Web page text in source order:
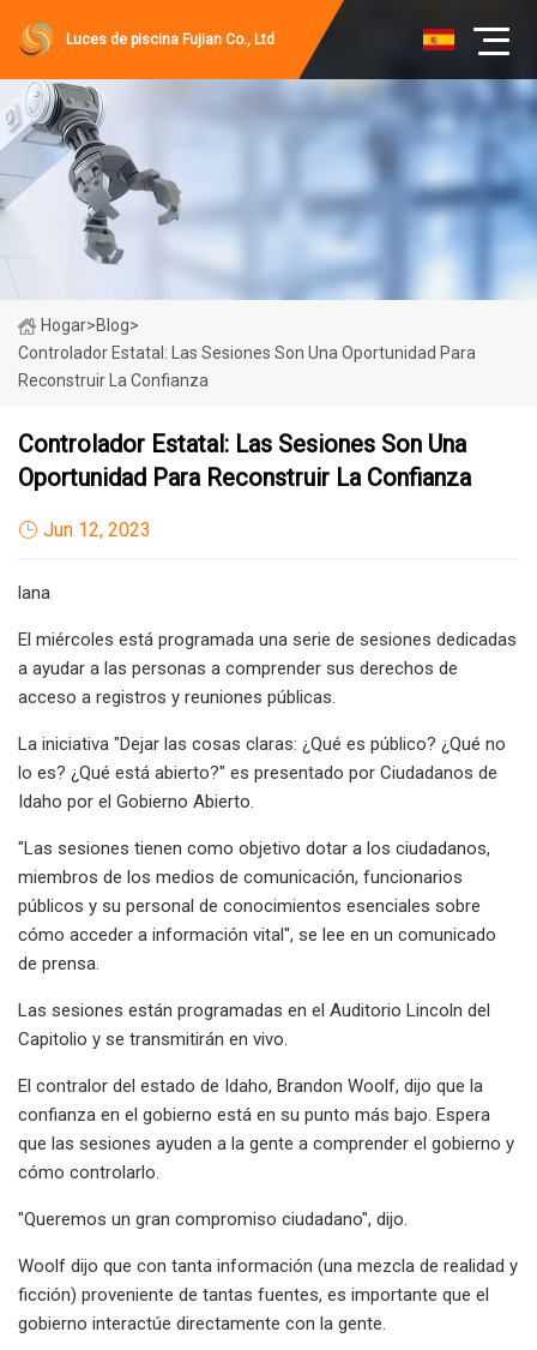
Luces de piscina Fujian Co., Ltd
Hogar>Blog>
Controlador Estatal: Las Sesiones Son Una Oportunidad Para
Reconstruir La Confianza
Controlador Estatal: Las Sesiones Son Una
Oportunidad Para Reconstruir La Confianza
Jun 12, 2023
lana
El miércoles está programada una serie de sesiones dedicadas
a ayudar a las personas a comprender sus derechos de
acceso a registros y reuniones públicas.
La iniciativa "Dejar las cosas claras: ¿Qué es público? ¿Qué no
lo es? ¿Qué está abierto?" es presentado por Ciudadanos de
Idaho por el Gobierno Abierto.
"Las sesiones tienen como objetivo dotar a los ciudadanos,
miembros de los medios de comunicación, funcionarios
públicos y su personal de conocimientos esenciales sobre
cómo acceder a información vital", se lee en un comunicado
de prensa.
Las sesiones están programadas en el Auditorio Lincoln del
Capitolio y se transmitirán en vivo.
El contralor del estado de Idaho, Brandon Woolf, dijo que la
confianza en el gobierno está en su punto más bajo. Espera
que las sesiones ayuden a la gente a comprender el gobierno y
cómo controlarlo.
"Queremos un gran compromiso ciudadano", dijo.
Woolf dijo que con tanta información (una mezcla de realidad y
ficción) proveniente de tantas fuentes, es importante que el
gobierno interactúe directamente con la gente.